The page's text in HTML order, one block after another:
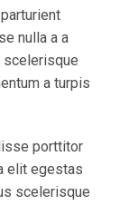
nulla a a
scelerisque
a turpis
porttitor
elit egestas
scelerisque